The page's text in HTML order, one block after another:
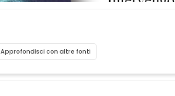
Approfondisci con altre fonti